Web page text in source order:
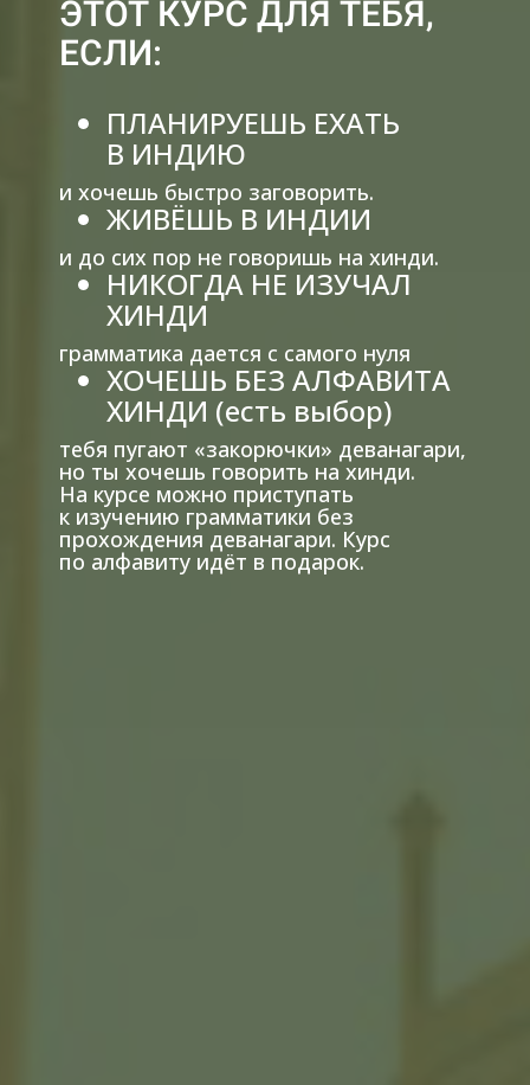
ЭТОТ КУРС ДЛЯ ТЕБЯ,
ЕСЛИ:
ПЛАНИРУЕШЬ ЕХАТЬ
В ИНДИЮ
и хочешь быстро заговорить.
ЖИВЁШЬ В ИНДИИ
и до сих пор не говоришь на хинди.
НИКОГДА НЕ ИЗУЧАЛ
ХИНДИ
грамматика дается с самого нуля
ХОЧЕШЬ БЕЗ АЛФАВИТА
ХИНДИ (есть выбор)
тебя пугают «закорючки» деванагари,
но ты хочешь говорить на хинди.
На курсе можно приступать
к изучению грамматики без
прохождения деванагари. Курс
по алфавиту идёт в подарок.